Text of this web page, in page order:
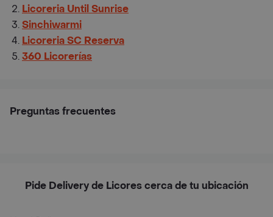
Licoreria Until Sunrise
Sinchiwarmi
Licoreria SC Reserva
360 Licorerías
Preguntas frecuentes
Pide Delivery de Licores cerca de tu ubicación